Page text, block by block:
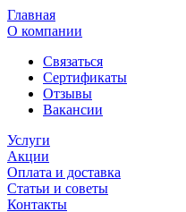
Главная
О компании
Связаться
Сертификаты
Отзывы
Вакансии
Услуги
Акции
Оплата и доставка
Статьи и советы
Контакты